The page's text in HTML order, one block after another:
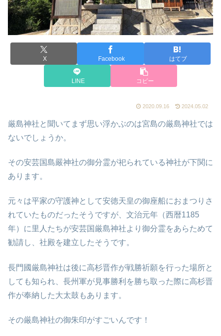
X Facebook はてブ
LINE コピー
2020.09.16 2024.05.02
厳島神社と聞いてまず思い浮かぶのは宮島の厳島神社では
ないでしょうか。
その安芸国島嚴神社の御分霊が祀られている神社が下関に
あります。
元々は平家の守護神として安徳天皇の御座船におまつりさ
れていたものだったそうですが、文治元年（西暦1185
年）に里人たちが安芸国厳島神社より御分霊をあらためて
勧請し、社殿を建立したそうです。
長門國厳島神社は後に高杉晋作が戦勝祈願を行った場所と
しても知られ、長州軍が見事勝利を勝ち取った際に高杉晋
作が奉納した大太鼓もあります。
その厳島神社の御朱印がすごいんです！